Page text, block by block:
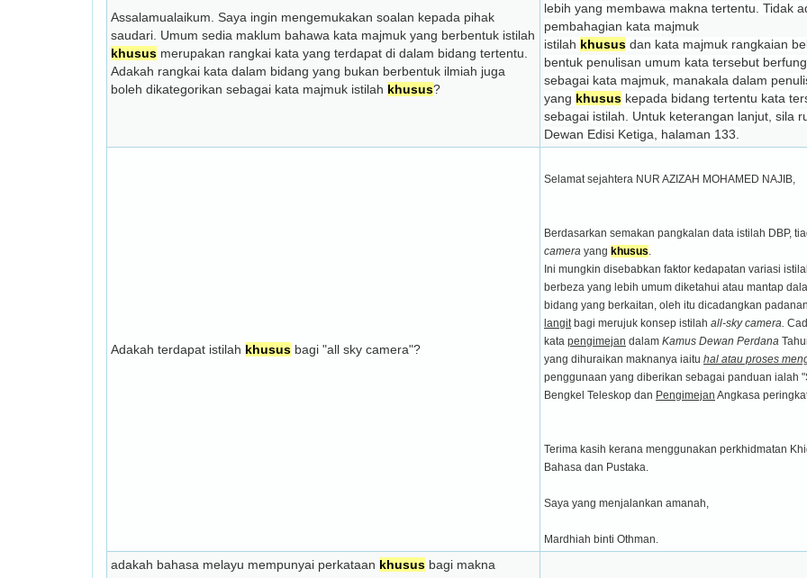
Assalamualaikum. Saya ingin mengemukakan soalan kepada pihak
saudari. Umum sedia maklum bahawa kata majmuk yang berbentuk istilah
khusus merupakan rangkai kata yang terdapat di dalam bidang tertentu.
Adakah rangkai kata dalam bidang yang bukan berbentuk ilmiah juga
boleh dikategorikan sebagai kata majmuk istilah khusus?
lebih yang membawa makna tertentu. Tidak
pembahagian kata majmuk
istilah khusus dan kata majmuk rangkaian
bentuk penulisan umum kata tersebut
sebagai kata majmuk, manakala dalam
yang khusus kepada bidang tertentu kata
sebagai istilah. Untuk keterangan lanjut, sila
Dewan Edisi Ketiga, halaman 133.
Adakah terdapat istilah khusus bagi "all sky camera"?
Selamat sejahtera NUR AZIZAH MOHAMED NAJIB,
Berdasarkan semakan pangkalan data istilah DBP,
camera yang khusus.
Ini mungkin disebabkan faktor kedapatan variasi
berbeza yang lebih umum diketahui atau mantap
bidang yang berkaitan, oleh itu dicadangkan padanan
langitbagi merujuk konsep istilah all-sky camera.
kata pengimejan dalam Kamus Dewan Perdana
yang dihuraikan maknanya iaitu hal atau proses
penggunaan yang diberikan sebagai panduan ialah
Bengkel Teleskop dan Pengimejan Angkasa
Terima kasih kerana menggunakan perkhidmatan
Bahasa dan Pustaka.
Saya yang menjalankan amanah,
Mardhiah binti Othman.
adakah bahasa melayu mempunyai perkataan khusus bagi makna